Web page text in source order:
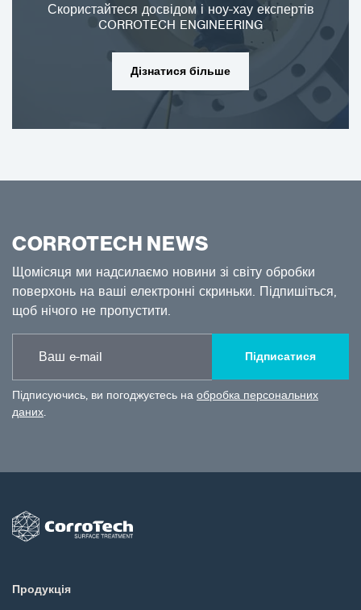
Скористайтеся досвідом і ноу-хау експертів
CORROTECH ENGINEERING
Дізнатися більше
CORROTECH NEWS
Щомісяця ми надсилаємо новини зі світу обробки
поверхонь на ваші електронні скриньки. Підпишіться,
щоб нічого не пропустити.
Підписатися
Підписуючись, ви погоджуєтесь на обробка персональних
даних.
Продукція